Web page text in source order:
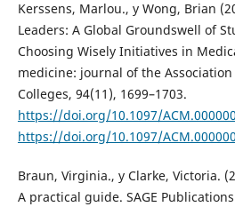
Kerssens, Marlou., y Wong, Brian
Leaders: A Global Groundswell of
Choosing Wisely Initiatives in
medicine: journal of the
Colleges, 94(11), 1699–1703.
https://doi.org/10.1097/
https://doi.org/10.1097/
Braun, Virginia., y Clarke, Victoria.
A practical guide. SAGE